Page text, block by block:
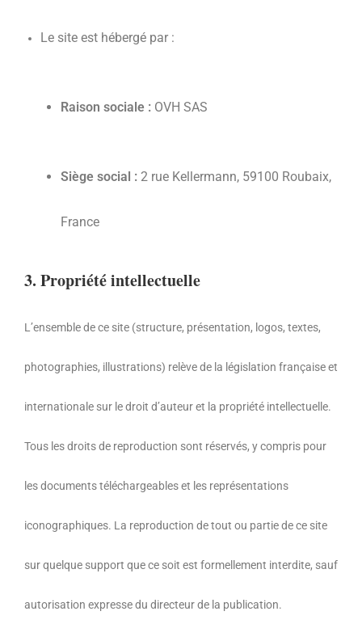
Le site est hébergé par :
Raison sociale : OVH SAS
Siège social : 2 rue Kellermann, 59100 Roubaix,
France
3. Propriété intellectuelle
L’ensemble de ce site (structure, présentation, logos, textes,
photographies, illustrations) relève de la législation française et
internationale sur le droit d’auteur et la propriété intellectuelle.
Tous les droits de reproduction sont réservés, y compris pour
les documents téléchargeables et les représentations
iconographiques. La reproduction de tout ou partie de ce site
sur quelque support que ce soit est formellement interdite, sauf
autorisation expresse du directeur de la publication.